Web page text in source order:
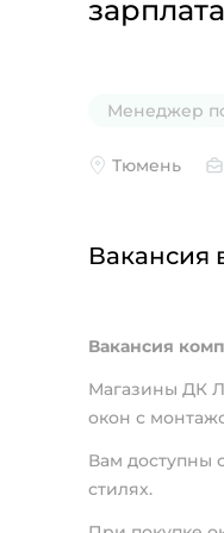
Менеджер
Тюмень
Вакансия
Вакансия
Магазины ДК
окон с
Вам доступны
стилях.